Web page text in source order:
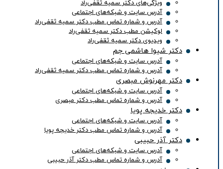
ویژگی‌های دکتر سمیه ثقفی‌راد
آدرس سایت و شبکه‌های اجتماعی
آدرس و شماره تماس مطب دکتر سمیه ثقفی‌راد
لوکیشن مطب دکتر سمیه ثقفی‌راد
ویدیوی دکتر سمیه ثقفی‌راد
دکتر شیوا هاشمی جم
آدرس سایت و شبکه‌های اجتماعی
آدرس و شماره تماس مطب دکتر سمیه ثقفی‌راد
دکتر مهرنوش مبصری
آدرس سایت و شبکه‌های اجتماعی
آدرس و شماره تماس مطب دکتر مبصری
دکتر خدیجه پویا
آدرس سایت و شبکه‌های اجتماعی
آدرس و شماره تماس مطب دکتر خدیجه پویا
دکتر آذر حبیبی
آدرس سایت و شبکه‌های اجتماعی
آدرس و شماره تماس مطب دکتر آذر حبیبی